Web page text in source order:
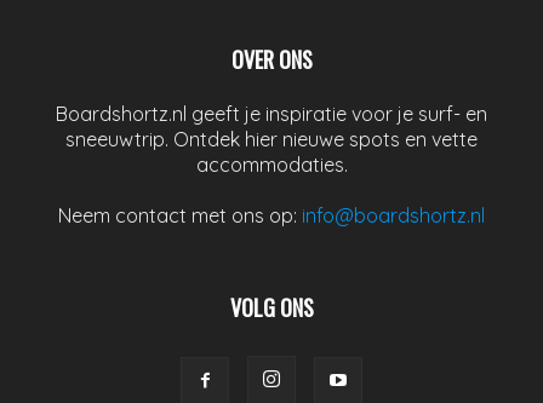
OVER ONS
Boardshortz.nl geeft je inspiratie voor je surf- en
sneeuwtrip. Ontdek hier nieuwe spots en vette
accommodaties.
Neem contact met ons op: info@boardshortz.nl
VOLG ONS